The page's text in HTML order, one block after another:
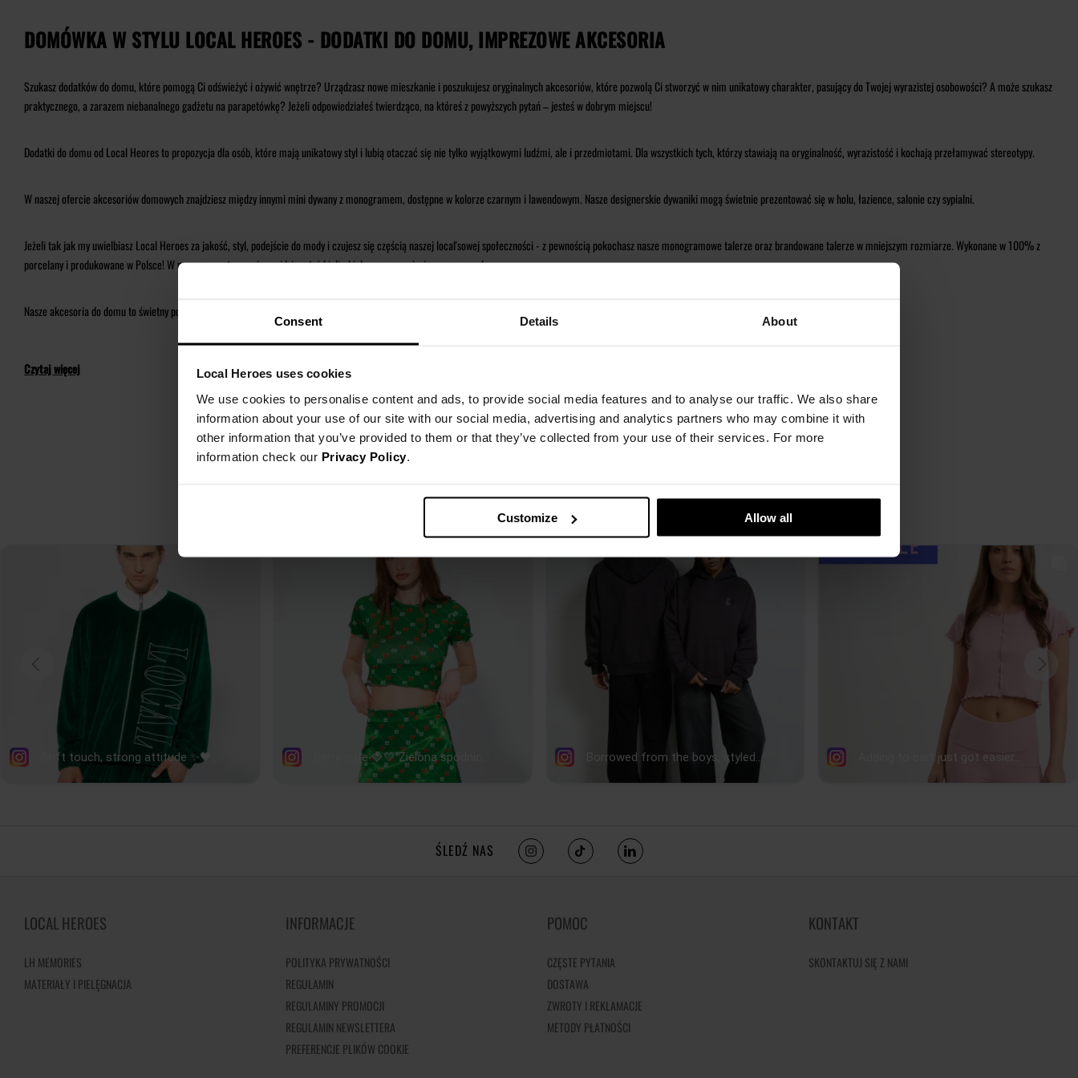
Consent Details About
Local Heroes uses cookies
We use cookies to personalise content and ads, to provide social media features and to analyse our traffic. We also share
information about your use of our site with our social media, advertising and analytics partners who may combine it with
other information that you’ve provided to them or that they’ve collected from your use of their services. For more
information check our Privacy Policy.
Customize Allow all
DOMÓWKA W STYLU LOCAL HEROES - DODATKI DO DOMU, IMPREZOWE AKCESORIA
Szukasz dodatków do domu, które pomogą Ci odświeżyć i ożywić wnętrze? Urządzasz nowe mieszkanie i poszukujesz oryginalnych akcesoriów, które pozwolą Ci stworzyć w nim unikatowy charakter, pasujący do Twojej wyrazistej osobowości? A może szukasz
praktycznego, a zarazem niebanalnego gadżetu na parapetówkę? Jeżeli odpowiedziałeś twierdząco, na któreś z powyższych pytań – jesteś w dobrym miejscu!
Dodatki do domu od Local Heores to propozycja dla osób, które mają unikatowy styl i lubią otaczać się nie tylko wyjątkowymi ludźmi, ale i przedmiotami. Dla wszystkich tych, którzy stawiają na oryginalność, wyrazistość i kochają przełamywać stereotypy.
W naszej ofercie akcesoriów domowych znajdziesz między innymi mini dywany z monogramem, dostępne w kolorze czarnym i lawendowym. Nasze designerskie dywaniki mogą świetnie prezentować się w holu, łazience, salonie czy sypialni.
Jeżeli tak jak my uwielbiasz Local Heroes za jakość, styl, podejście do mody i czujesz się częścią naszej local'sowej społeczności - z pewnością pokochasz nasze monogramowe talerze oraz brandowane talerze w mniejszym rozmiarze. Wykonane w 100% z
porcelany i produkowane w Polsce! W naszym asortymencie znajdziesz też kieliszki do szampana i wina z czarnym logo.
Nasze akcesoria do domu to świetny pomysł na prezent dla każdego miłośnika designu użytkowego. Wysokiej jakości, funkcjonalne i przyciągające uwagę dodatki na pewno sprawdzą się również w Twoim domu!
Czytaj więcej
ŚLEDŹ NAS
LOCAL HEROES
LH MEMORIES
MATERIAŁY I PIELĘGNACJA
INFORMACJE
POLITYKA PRYWATNOŚCI
REGULAMIN
REGULAMINY PROMOCJI
REGULAMIN NEWSLETTERA
PREFERENCJE PLIKÓW COOKIE
POMOC
CZĘSTE PYTANIA
DOSTAWA
ZWROTY I REKLAMACJE
METODY PŁATNOŚCI
KONTAKT
SKONTAKTUJ SIĘ Z NAMI